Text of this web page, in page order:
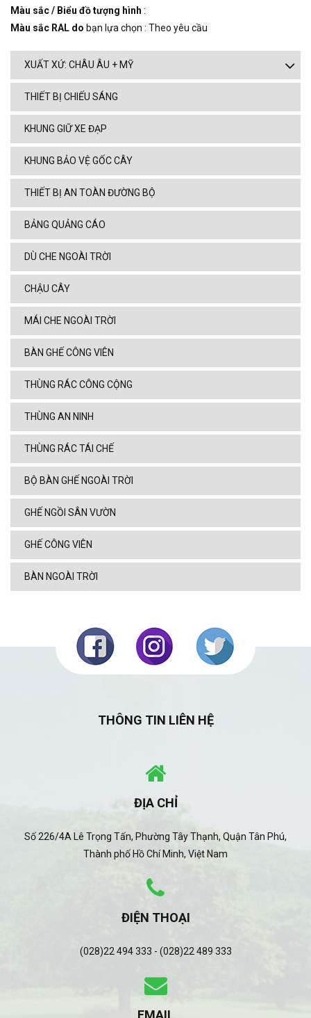
Màu sắc / Biểu đồ tượng hình :
Màu sắc RAL do bạn lựa chọn : Theo yêu cầu
XUẤT XỨ: CHÂU ÂU + MỸ
THIẾT BỊ CHIẾU SÁNG
KHUNG GIỮ XE ĐẠP
KHUNG BẢO VỆ GỐC CÂY
THIẾT BỊ AN TOÀN ĐƯỜNG BỘ
BẢNG QUẢNG CÁO
DÙ CHE NGOÀI TRỜI
CHẬU CÂY
MÁI CHE NGOÀI TRỜI
BÀN GHẾ CÔNG VIÊN
THÙNG RÁC CÔNG CỘNG
THÙNG AN NINH
THÙNG RÁC TÁI CHẾ
BỘ BÀN GHẾ NGOÀI TRỜI
GHẾ NGỒI SÂN VƯỜN
GHẾ CÔNG VIÊN
BÀN NGOÀI TRỜI
THÔNG TIN LIÊN HỆ
ĐỊA CHỈ
Số 226/4A Lê Trọng Tấn, Phường Tây Thạnh, Quận Tân Phú,
Thành phố Hồ Chí Minh, Việt Nam
ĐIỆN THOẠI
(028)22 494 333 - (028)22 489 333